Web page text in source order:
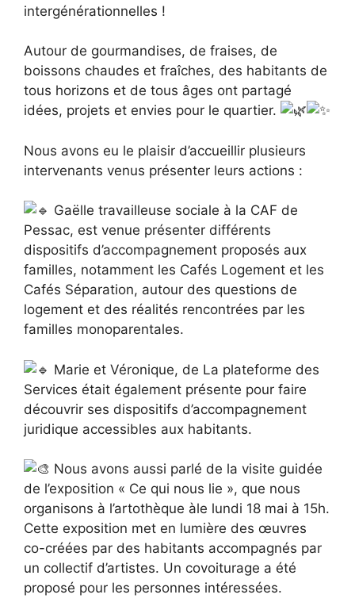
intergénérationnelles !
Autour de gourmandises, de fraises, de
boissons chaudes et fraîches, des habitants de
tous horizons et de tous âges ont partagé
idées, projets et envies pour le quartier.
Nous avons eu le plaisir d’accueillir plusieurs
intervenants venus présenter leurs actions :
Gaëlle travailleuse sociale à la CAF de
Pessac, est venue présenter différents
dispositifs d’accompagnement proposés aux
familles, notamment les Cafés Logement et les
Cafés Séparation, autour des questions de
logement et des réalités rencontrées par les
familles monoparentales.
Marie et Véronique, de La plateforme des
Services était également présente pour faire
découvrir ses dispositifs d’accompagnement
juridique accessibles aux habitants.
Nous avons aussi parlé de la visite guidée
de l’exposition « Ce qui nous lie », que nous
organisons à l’artothèque àle lundi 18 mai à 15h.
Cette exposition met en lumière des œuvres
co-créées par des habitants accompagnés par
un collectif d’artistes. Un covoiturage a été
proposé pour les personnes intéressées.